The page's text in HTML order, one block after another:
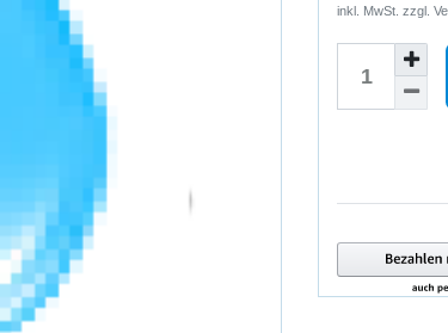
inkl. MwSt. zzgl.